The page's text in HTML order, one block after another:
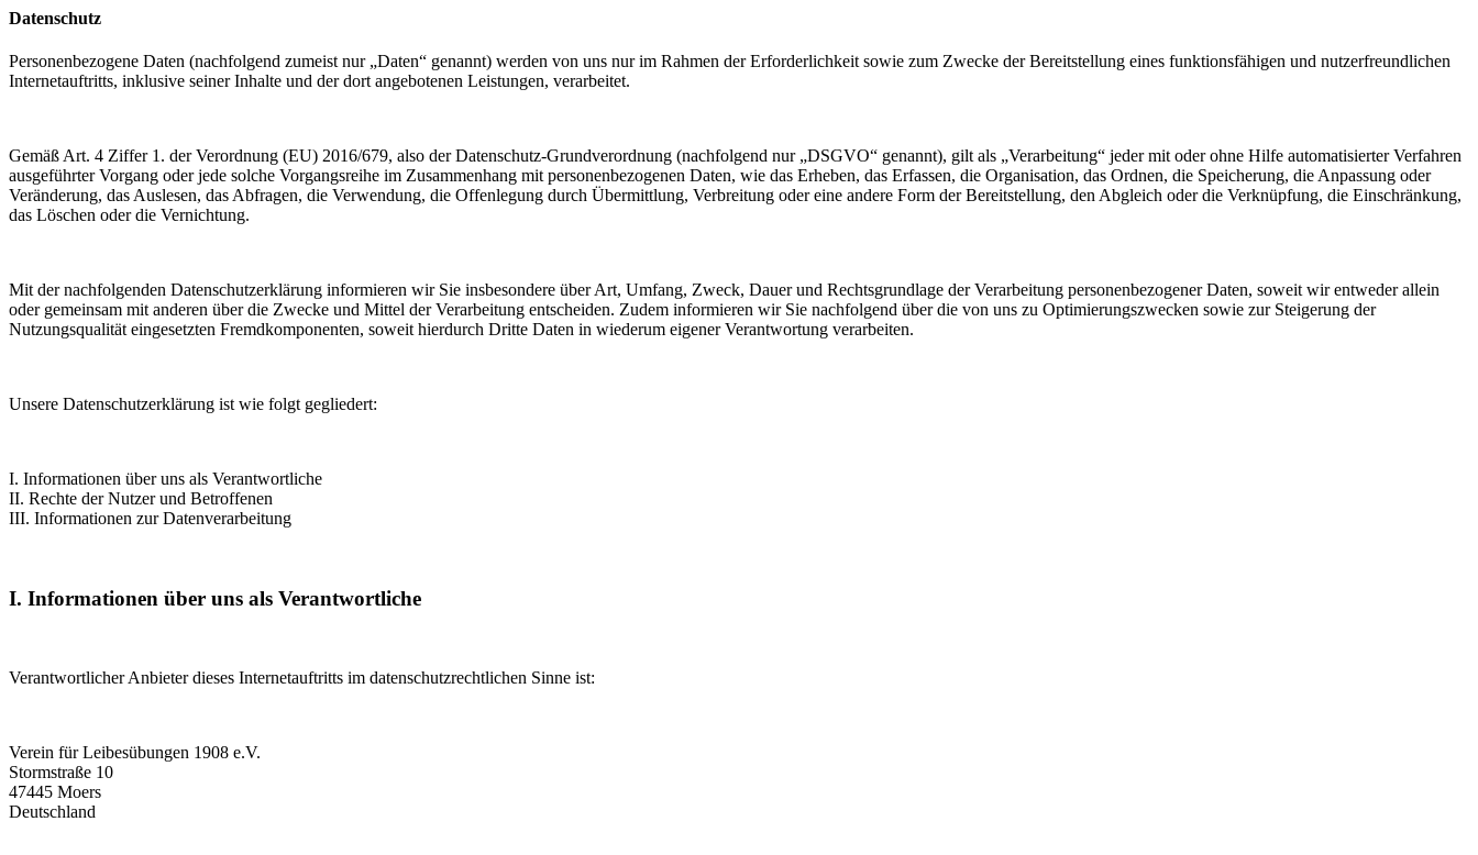
Datenschutz
Personenbezogene Daten (nachfolgend zumeist nur „Daten“ genannt) werden von uns nur im Rahmen der Erforderlichkeit sowie zum Zwecke der Bereitstellung eines funktionsfähigen und nutzerfreundlichen
Internetauftritts, inklusive seiner Inhalte und der dort angebotenen Leistungen, verarbeitet.
Gemäß Art. 4 Ziffer 1. der Verordnung (EU) 2016/679, also der Datenschutz-Grundverordnung (nachfolgend nur „DSGVO“ genannt), gilt als „Verarbeitung“ jeder mit oder ohne Hilfe automatisierter Verfahren
ausgeführter Vorgang oder jede solche Vorgangsreihe im Zusammenhang mit personenbezogenen Daten, wie das Erheben, das Erfassen, die Organisation, das Ordnen, die Speicherung, die Anpassung oder
Veränderung, das Auslesen, das Abfragen, die Verwendung, die Offenlegung durch Übermittlung, Verbreitung oder eine andere Form der Bereitstellung, den Abgleich oder die Verknüpfung, die Einschränkung,
das Löschen oder die Vernichtung.
Mit der nachfolgenden Datenschutzerklärung informieren wir Sie insbesondere über Art, Umfang, Zweck, Dauer und Rechtsgrundlage der Verarbeitung personenbezogener Daten, soweit wir entweder allein
oder gemeinsam mit anderen über die Zwecke und Mittel der Verarbeitung entscheiden. Zudem informieren wir Sie nachfolgend über die von uns zu Optimierungszwecken sowie zur Steigerung der
Nutzungsqualität eingesetzten Fremdkomponenten, soweit hierdurch Dritte Daten in wiederum eigener Verantwortung verarbeiten.
Unsere Datenschutzerklärung ist wie folgt gegliedert:
I. Informationen über uns als Verantwortliche
II. Rechte der Nutzer und Betroffenen
III. Informationen zur Datenverarbeitung
I. Informationen über uns als Verantwortliche
Verantwortlicher Anbieter dieses Internetauftritts im datenschutzrechtlichen Sinne ist:
Verein für Leibesübungen 1908 e.V.
Stormstraße 10
47445 Moers
Deutschland